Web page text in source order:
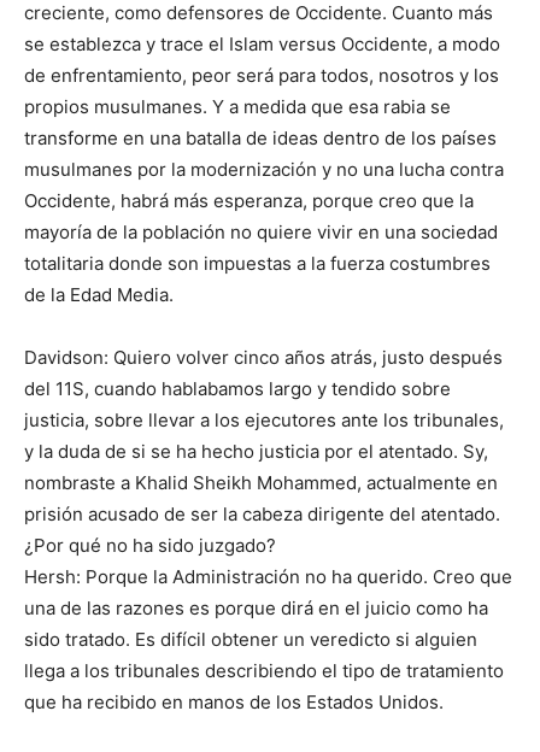
creciente, como defensores de Occidente. Cuanto más
se establezca y trace el Islam versus Occidente, a modo
de enfrentamiento, peor será para todos, nosotros y los
propios musulmanes. Y a medida que esa rabia se
transforme en una batalla de ideas dentro de los países
musulmanes por la modernización y no una lucha contra
Occidente, habrá más esperanza, porque creo que la
mayoría de la población no quiere vivir en una sociedad
totalitaria donde son impuestas a la fuerza costumbres
de la Edad Media.
Davidson: Quiero volver cinco años atrás, justo después
del 11S, cuando hablabamos largo y tendido sobre
justicia, sobre llevar a los ejecutores ante los tribunales,
y la duda de si se ha hecho justicia por el atentado. Sy,
nombraste a Khalid Sheikh Mohammed, actualmente en
prisión acusado de ser la cabeza dirigente del atentado.
¿Por qué no ha sido juzgado?
Hersh: Porque la Administración no ha querido. Creo que
una de las razones es porque dirá en el juicio como ha
sido tratado. Es difícil obtener un veredicto si alguien
llega a los tribunales describiendo el tipo de tratamiento
que ha recibido en manos de los Estados Unidos.